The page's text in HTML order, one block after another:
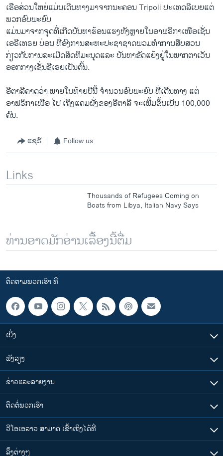
ເຮືອສ່ວນໃຫຍ່ແມ່ນເດີນທາງມາຈາກນະຄອນ Tripoli ປະເທດລີເບຍແຕ່
ພວກອົບພະຍົບ
ແມ່ນມາຈາກຈຸດທີ່ເກີດບັນຫາຮ້ອນແຮງທັງຫຼາຍໃນອາຟຣິກາເໜືອເຊັ່ນ
ເອຣີເທຣຍ ບ່ອນ ທີ່ອົງການສະຫະປະຊາຊາດພວມທຳການສືບສວນ
ກ່ຽວກັບການລະເມີດສິດທິມະນຸດແລະ ບັນຫາຂັດແຍ້ງຢູ່ໃນພາກຕາເວັນ
ອອກກາງເຊັ່ນຊີເຣຍເປັນຕົ້ນ.
ອີຕາລີຄາດວ່າ ພາຍໃນທ້າຍປີນີ້ ຈຳນວນອົບພະຍົບ ທີ່ເດີນທາງ ແຕ່
ອາຟຣິກາເໜືອ ໄປ ເຖິງແຄມຝັ່ງຂອງອີຕາລີ ຈະເພີ້ມຂຶ້ນເປັນ 100,000
ຄົນ.
ແຊຣ໌ Follow us
Links
Thousands of Refugees Coming on
Boats from Libya, Italian Navy Says
ທ່ານອາດມັກອ່ານເລື້ອງນີ້ຕື່ມ
ຕິດຕາມພວກເຮົາ ທີ່
ເບິ່ງ
ຟັງສຽງ
ຂ່າວແລະລາຍງານ
ຕິດຕໍ່ພວກເຮົາ
ວີໂອເອລາວ ສາມາດ ເຂົ້າເຖິງໄດ້ທີ່
​ລິ້ງ​ຕ່າງໆ